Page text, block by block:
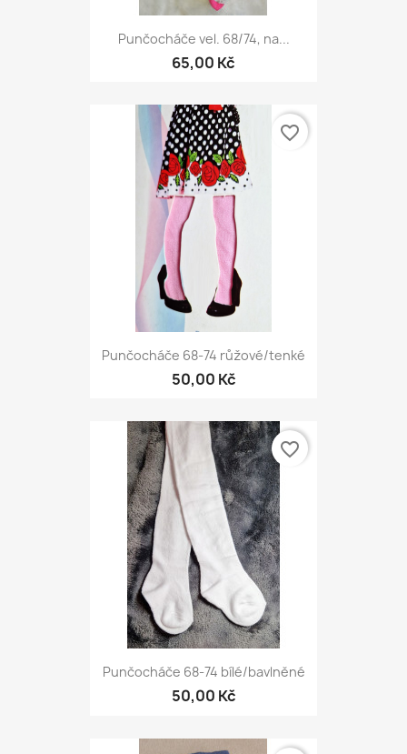
Punčocháče vel. 68/74, na...
65,00 Kč
Punčocháče 68-74 růžové/tenké
50,00 Kč
favorite_border
Punčocháče 68-74 bílé/bavlněné
50,00 Kč
favorite_border